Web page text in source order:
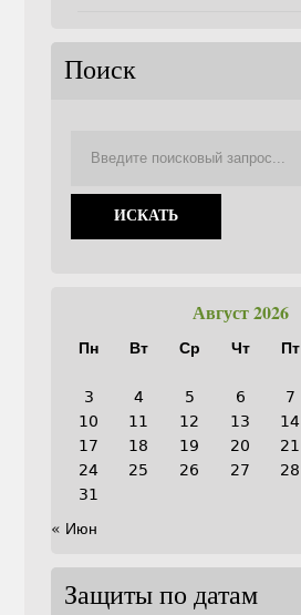
Поиск
Август 2026
Пн Вт Ср Чт Пт
3
4 5 6 7
10
11 12 13 14
17
18 19 20 21
24
25 26 27 28
31
« Июн
Защиты по датам